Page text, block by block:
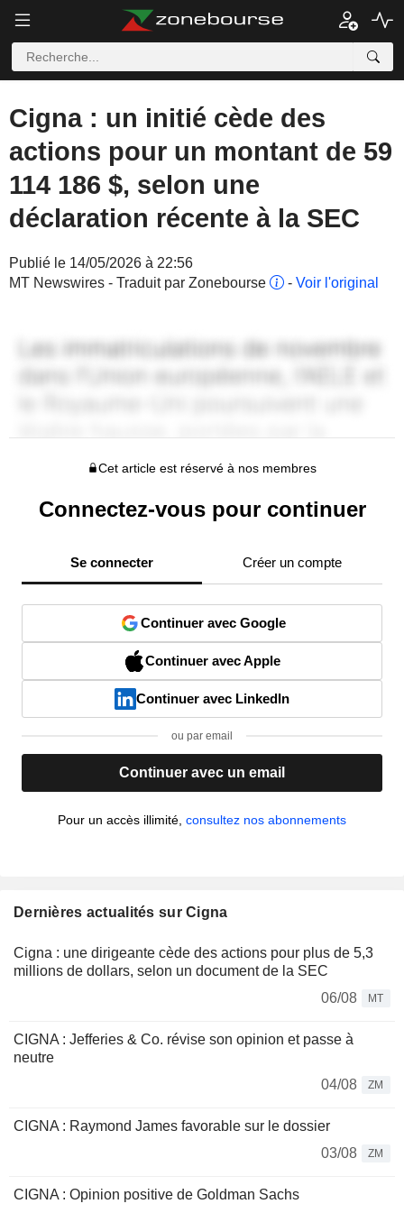
Cigna : un initié cède des
actions pour un montant de 59
114 186 $, selon une
déclaration récente à la SEC
Publié le 14/05/2026 à 22:56
MT Newswires - Traduit par Zonebourse
- Voir l'original
Cet article est réservé à nos membres
Connectez-vous pour continuer
Se connecter Créer un compte
Continuer avec Google
Continuer avec Apple
Continuer avec LinkedIn
ou par email
Continuer avec un email
Pour un accès illimité, consultez nos abonnements
Dernières actualités sur Cigna
Cigna : une dirigeante cède des actions pour plus de 5,3
millions de dollars, selon un document de la SEC
06/08
MT
CIGNA : Jefferies & Co. révise son opinion et passe à
neutre
04/08
ZM
CIGNA : Raymond James favorable sur le dossier
03/08
ZM
CIGNA : Opinion positive de Goldman Sachs